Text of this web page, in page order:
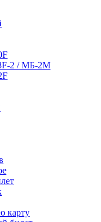
2 / МБ-2М
карту